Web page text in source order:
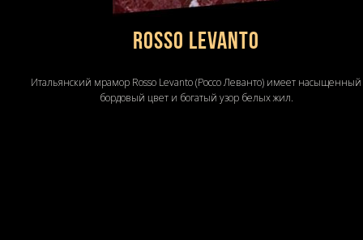
Rosso Levanto
Итальянский мрамор Rosso Levanto (Россо Леванто) имеет насыщенный
бордовый цвет и богатый узор белых жил.